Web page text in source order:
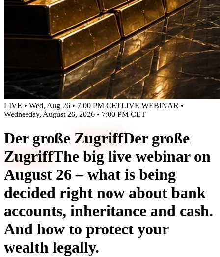
LIVE • Wed, Aug 26 • 7:00 PM CETLIVE WEBINAR •
Wednesday, August 26, 2026 • 7:00 PM CET
Der große ZugriffDer große
ZugriffThe big live webinar on
August 26 – what is being
decided right now about bank
accounts, inheritance and cash.
And how to protect your
wealth legally.